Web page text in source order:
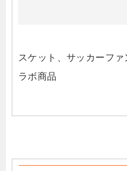
スケット、サッカーフ
ラボ商品